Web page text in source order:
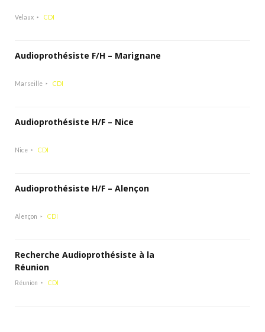
Velaux CDI
Audioprothésiste F/H – Marignane
Marseille CDI
Audioprothésiste H/F – Nice
Nice CDI
Audioprothésiste H/F – Alençon
Alençon CDI
Recherche Audioprothésiste à la
Réunion
Réunion CDI